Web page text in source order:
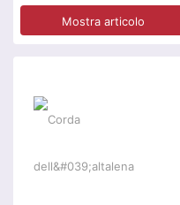
Mostra articolo